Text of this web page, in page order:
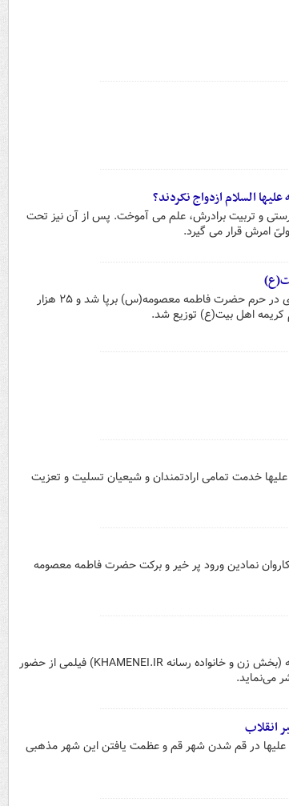
السلام ازدواج نکردند؟
و تربیت برادرش، علم می آموخت. پس از آن نیز تحت
ولیّ امرش قرار می گیرد.
همزمان با شب میلاد امام حسن مجتبی(ع)، سفره گسترده افطاری در حرم حضرت فاطمه معصومه(س) برپا شد و ۲۵ هزار
کریمه اهل بیت(ع) توزیع شد.
خدمت تمامی ارادتمندان و شیعیان تسلیت و تعزیت
نمادین ورود پر خیر و برکت حضرت فاطمه معصومه
در سالروز وفات دخت‌ حضرت موسی‌بن‌جعفر(علیه‌السلام)، ریحانه (بخش زن و خانواده رسانه KHAMENEI.IR) فیلمی از حضور
می‌نماید.
انقلاب
در قم شدن شهر قم و عظمت یافتن این شهر مذهبی